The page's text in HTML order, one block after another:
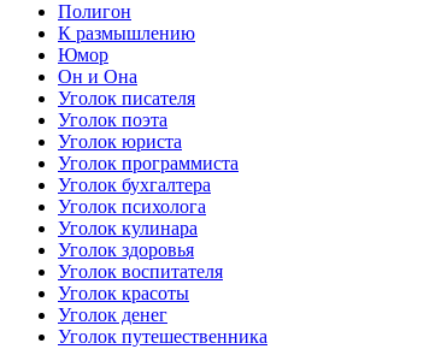
Полигон
К размышлению
Юмор
Он и Она
Уголок писателя
Уголок поэта
Уголок юриста
Уголок программиста
Уголок бухгалтера
Уголок психолога
Уголок кулинара
Уголок здоровья
Уголок воспитателя
Уголок красоты
Уголок денег
Уголок путешественника